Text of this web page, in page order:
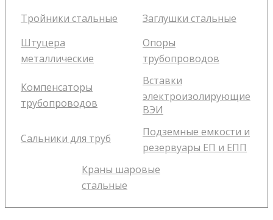
Тройники стальные
Заглушки стальные
Штуцера
металлические
Опоры
трубопроводов
Компенсаторы
трубопроводов
Вставки
электроизолирующие
ВЭИ
Сальники для труб
Подземные емкости и
резервуары ЕП и ЕПП
Краны шаровые
стальные